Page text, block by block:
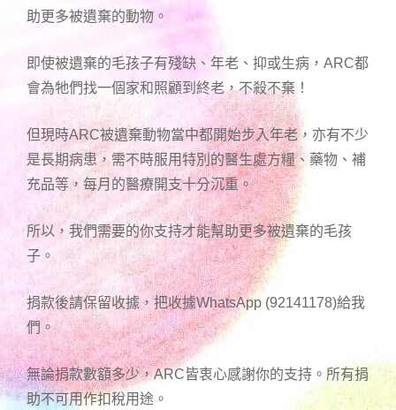
助更多被遺棄的動物。
即使被遺棄的毛孩子有殘缺、年老、抑或生病，ARC都
會為牠們找一個家和照顧到終老，不殺不棄！
但現時ARC被遺棄動物當中都開始步入年老，亦有不少
是長期病患，需不時服用特別的醫生處方糧、藥物、補
充品等，每月的醫療開支十分沉重。
所以，我們需要的你支持才能幫助更多被遺棄的毛孩
子。
捐款後請保留收據，把收據WhatsApp (92141178)給我
們。
無論捐款數額多少，ARC皆衷心感謝你的支持。所有捐
助不可用作扣稅用途。